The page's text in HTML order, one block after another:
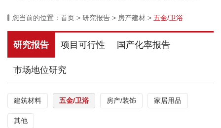
您当前的位置： 首页 > 研究报告 > 房产建材 > 五金/卫浴
研究报告 项目可行性 国产化率报告
市场地位研究
建筑材料 五金/卫浴 房产/装饰 家居用品
其他